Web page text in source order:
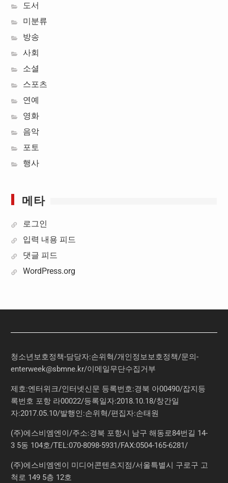
도서
미분류
방송
사회
소셜
스포츠
연예
영화
음악
포토
행사
메타
로그인
입력 내용 피드
댓글 피드
WordPress.org
청소년보호정책-담당자:손위혁/개인정보보호정책/문의-
enterweek@sbmne.kr/이메일무단수집거부
제호:엔터위크/인터넷신문 등록번호:경북 아00490/잡지등
록번호 포항 라00022/등록일자:2018.10.18/창간일
자:2017.05.10/발행인:손위혁/편집자:손태원
(주)에스비엠엔이/주소:경북 포항시 남구 해동로84번길 14-
3 5동 104호/TEL:070-8098-5931/FAX:0504-165-6281/
(주)에스비엠엔이 미디어콘텐츠지점/서울특별시 구로구 고
척로 149 5층 12호